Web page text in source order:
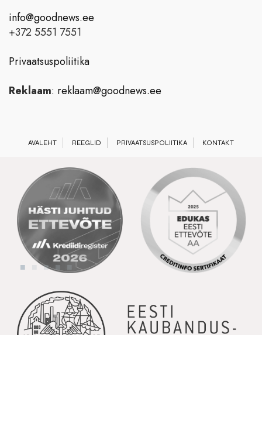
info@goodnews.ee
+372 5551 7551
Privaatsuspoliitika
Reklaam: reklaam@goodnews.ee
AVALEHT REEGLID PRIVAATSUSPOLIITIKA KONTAKT